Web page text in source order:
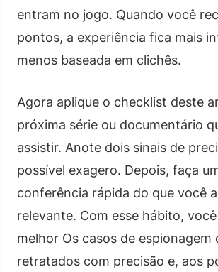
entram no jogo. Quando você
pontos, a experiência fica mais
menos baseada em clichês.
Agora aplique o checklist deste
próxima série ou documentário
assistir. Anote dois sinais de
possível exagero. Depois, faça
conferência rápida do que você
relevante. Com esse hábito,
melhor Os casos de espionagem
retratados com precisão e, aos